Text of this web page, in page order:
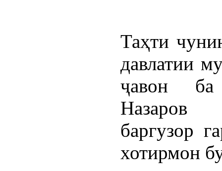
Таҳти
давлатии
ҷавон
Назаров
баргузор
хотирмон